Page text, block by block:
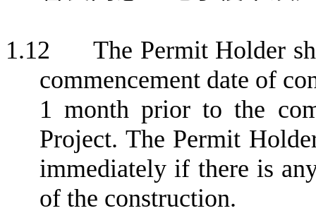
1.12
The Permit Holder
commencement date of
1 month prior to the
Project. The Permit
immediately if there is
of the construction.